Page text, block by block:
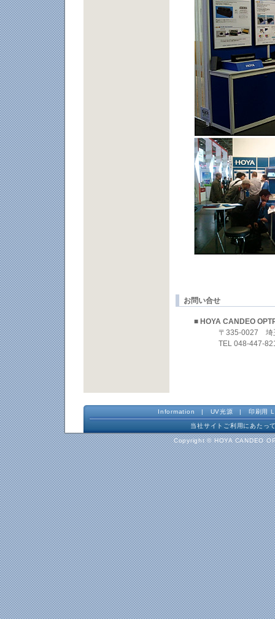
お問い合せ
■ HOYA CANDEO
〒335-0027 埼
TEL 048-447-
Information | UV光源 | 印刷用
当社サイトご利用にあたっ
Copyright © HOYA CANDEO